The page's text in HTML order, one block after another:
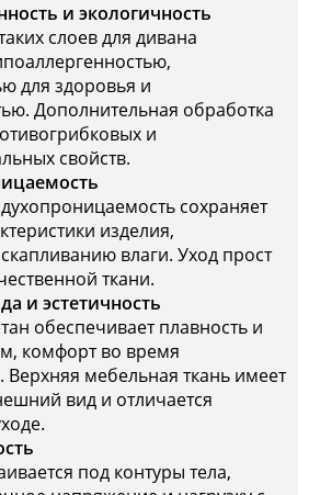
и экологичность
слоев для дивана
для здоровья и
Дополнительная обработка
и
свойств.
сохраняет
изделия,
скапливанию влаги. Уход прост
ткани.
и эстетичность
обеспечивает плавность и
комфорт во время
Верхняя мебельная ткань имеет
вид и отличается
под контуры тела,